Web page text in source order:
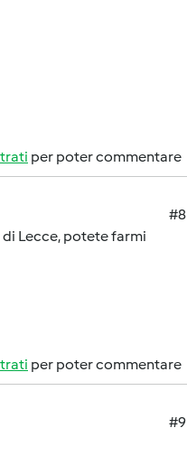
per poter commentare
#8
Lecce, potete farmi
per poter commentare
#9